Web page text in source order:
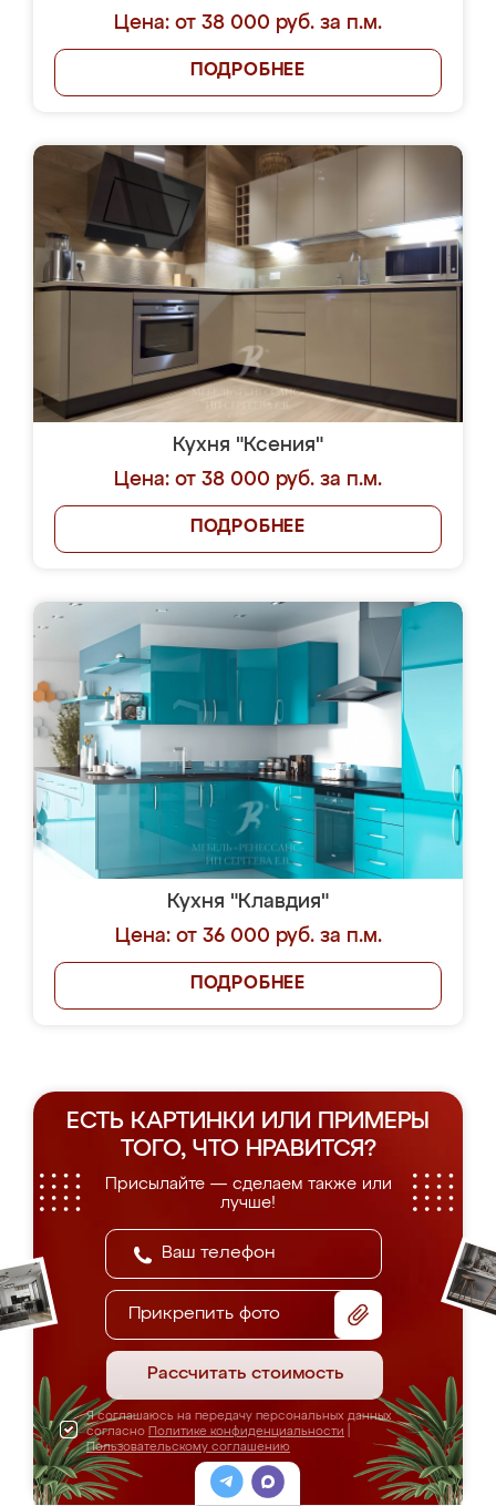
Цена: от 38 000 руб. за п.м.
ПОДРОБНЕЕ
Кухня "Ксения"
Цена: от 38 000 руб. за п.м.
ПОДРОБНЕЕ
Кухня "Клавдия"
Цена: от 36 000 руб. за п.м.
ПОДРОБНЕЕ
ЕСТЬ КАРТИНКИ ИЛИ ПРИМЕРЫ
ТОГО, ЧТО НРАВИТСЯ?
Присылайте — сделаем также или
лучше!
Прикрепить фото
Рассчитать стоимость
Я соглашаюсь на передачу персональных данных
согласно Политике конфиденциальности
Пользовательскому соглашению